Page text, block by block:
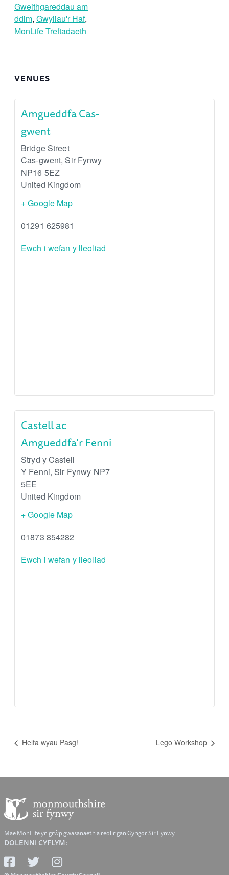
Gweithgareddau am
ddim, Gwyliau'r Haf,
MonLife Treftadaeth
VENUES
Amgueddfa Cas-
gwent
Bridge Street
Cas-gwent, Sir Fynwy
NP16 5EZ
United Kingdom
+ Google Map
01291 625981
Ewch i wefan y lleoliad
Castell ac
Amgueddfa’r Fenni
Stryd y Castell
Y Fenni, Sir Fynwy NP7
5EE
United Kingdom
+ Google Map
01873 854282
Ewch i wefan y lleoliad
Helfa wyau Pasg! Lego Workshop
Mae MonLife yn grŵp gwasanaeth a reolir gan Gyngor Sir Fynwy
DOLENNI CYFLYM: